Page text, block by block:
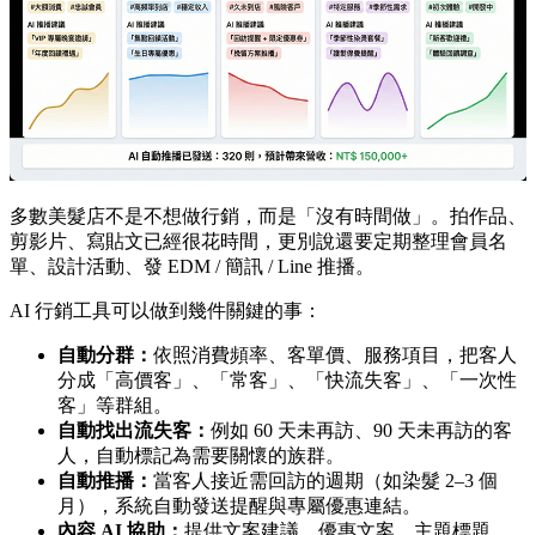
多數美髮店不是不想做行銷，而是「沒有時間做」。拍作品、
剪影片、寫貼文已經很花時間，更別說還要定期整理會員名
單、設計活動、發 EDM / 簡訊 / Line 推播。
AI 行銷工具可以做到幾件關鍵的事：
自動分群： 依照消費頻率、客單價、服務項目，把客人
分成「高價客」、「常客」、「快流失客」、「一次性
客」等群組。
自動找出流失客： 例如 60 天未再訪、90 天未再訪的客
人，自動標記為需要關懷的族群。
自動推播： 當客人接近需回訪的週期（如染髮 2–3 個
月），系統自動發送提醒與專屬優惠連結。